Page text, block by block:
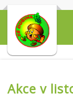
Akce v